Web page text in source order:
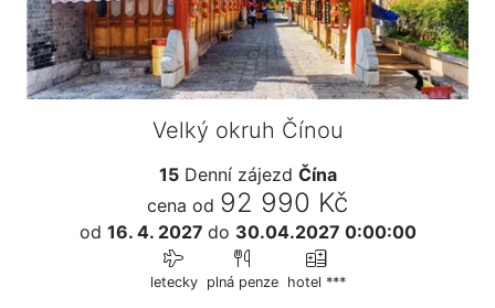
Velký okruh Čínou
15Denní zájezd Čína
cena od 92 990 Kč
od 16. 4. 2027 do 30.04.2027 0:00:00
letecky plná penze hotel ***